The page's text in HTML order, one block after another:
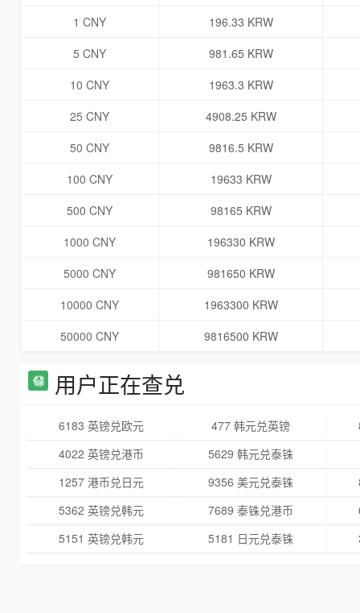
1 CNY
196.33 KRW
5 CNY
981.65 KRW
10 CNY
1963.3 KRW
25 CNY
4908.25 KRW
50 CNY
9816.5 KRW
100 CNY
19633 KRW
500 CNY
98165 KRW
1000 CNY
196330 KRW
5000 CNY
981650 KRW
10000 CNY
1963300 KRW
50000 CNY
9816500 KRW
用户正在查兑
6183 英镑兑欧元 477 韩元兑英镑
4022 英镑兑港币
5629 韩元兑泰铢
1257 港币兑日元
9356 美元兑泰铢
5362 英镑兑韩元
7689 泰铢兑港币
5151 英镑兑韩元
5181 日元兑泰铢